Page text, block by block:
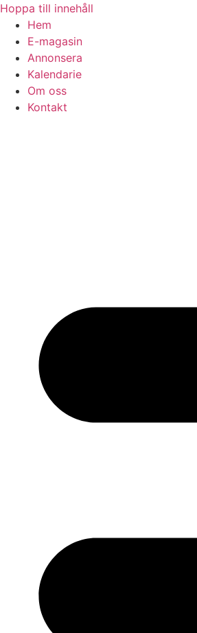
Hoppa till innehåll
Hem
E-magasin
Annonsera
Kalendarie
Om oss
Kontakt